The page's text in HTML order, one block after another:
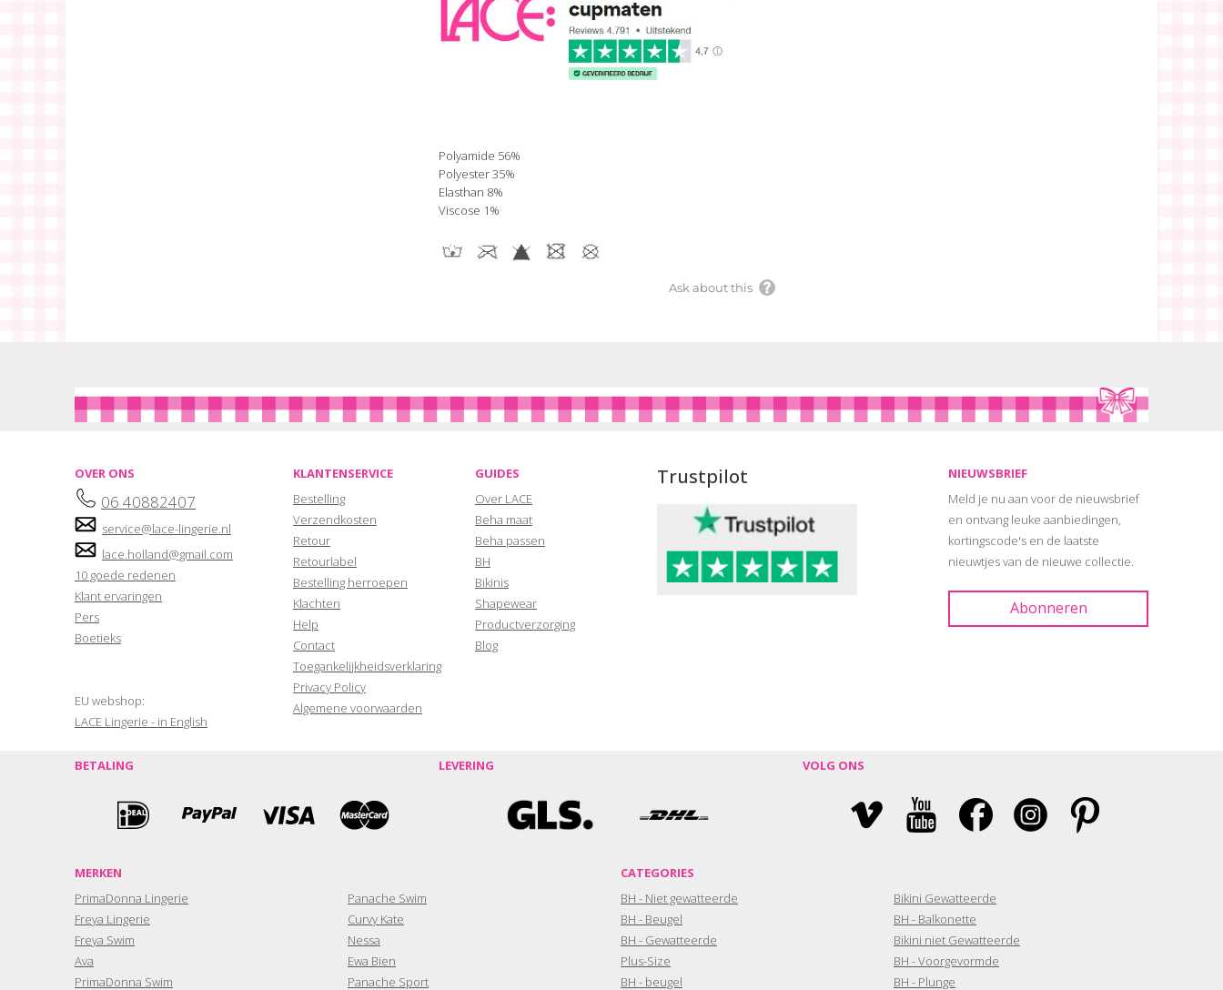
Polyamide 56%
Polyester 35%
Elasthan 8%
Viscose 1%
Ask about this
OVER ONS
06 40882407
service@lace-lingerie.nl
lace.holland@gmail.com
10 goede redenen
Klant ervaringen
Pers
Boetieks
EU webshop:
LACE Lingerie - in English
KLANTENSERVICE
Bestelling
Verzendkosten
Retour
Retourlabel
Bestelling herroepen
Klachten
Help
Contact
Toegankelijkheidsverklaring
Privacy Policy
Algemene voorwaarden
GUIDES
Over LACE
Beha maat
Beha passen
BH
Bikinis
Shapewear
Productverzorging
Blog
Trustpilot
NIEUWSBRIEF
Meld je nu aan voor de nieuwsbrief
en ontvang leuke aanbiedingen,
kortingscode's en de laatste
nieuwtjes van de nieuwe collectie.
BETALING LEVERING VOLG ONS
MERKEN
PrimaDonna Lingerie
Freya Lingerie
Freya Swim
Ava
PrimaDonna Swim
Panache Swim
Curvy Kate
Nessa
Ewa Bien
Panache Sport
CATEGORIES
BH - Niet gewatteerde
BH - Beugel
BH - Gewatteerde
Plus-Size
BH - beugel
Bikini Gewatteerde
BH - Balkonette
Bikini niet Gewatteerde
BH - Voorgevormde
BH - Plunge